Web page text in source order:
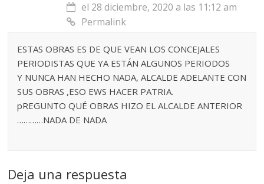
el 28 diciembre, 2020 a las 11:12 am
Permalink
ESTAS OBRAS ES DE QUE VEAN LOS CONCEJALES
PERIODISTAS QUE YA ESTÁN ALGUNOS PERIODOS
Y NUNCA HAN HECHO NADA, ALCALDE ADELANTE CON
SUS OBRAS ,ESO EWS HACER PATRIA.
pREGUNTO QUÉ OBRAS HIZO EL ALCALDE ANTERIOR
…………NADA DE NADA
Deja una respuesta